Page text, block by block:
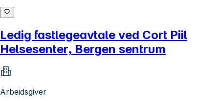
Ledig fastlegeavtale ved Cort Piil
Helsesenter, Bergen sentrum
Arbeidsgiver